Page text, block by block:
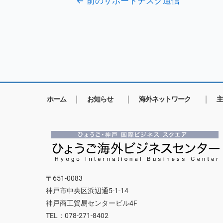
ホーム お知らせ 海外ネットワーク
〒651-0083
神戸市中央区浜辺通5-1-14
神戸商工貿易センタービル4F
TEL：078-271-8402